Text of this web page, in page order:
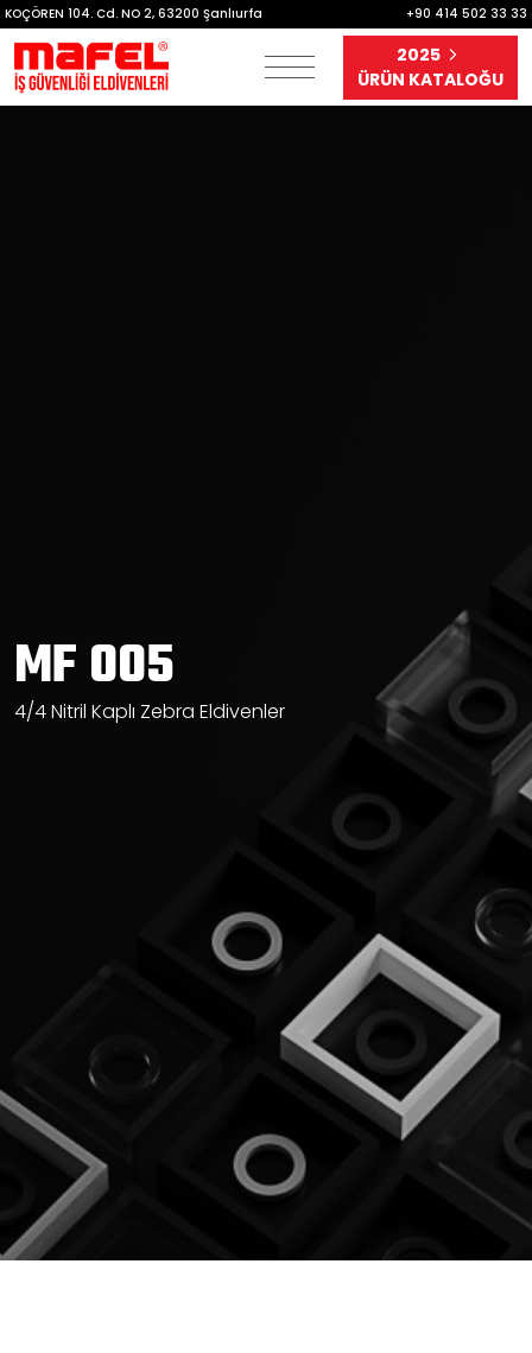
KOÇÖREN 104. Cd. NO 2, 63200 Şanlıurfa +90 414 502 33 33
2025
ÜRÜN KATALOĞU
MF 005
4/4 Nitril Kaplı Zebra Eldivenler